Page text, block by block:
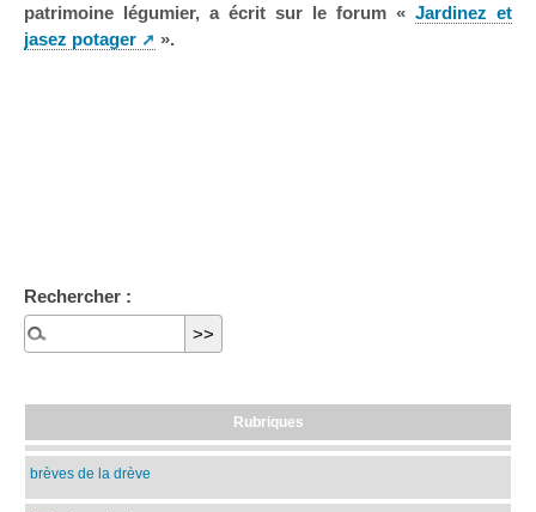
patrimoine légumier, a écrit sur le forum « Jardinez et
jasez potager
».
Rechercher :
Rubriques
brèves de la drève